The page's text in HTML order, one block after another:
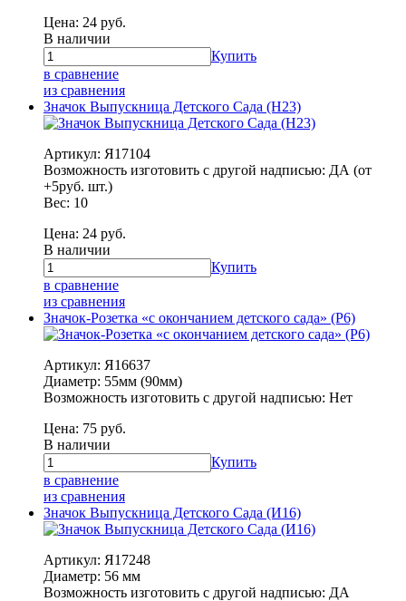
Цена: 24 руб.
В наличии
Купить
в сравнение
из сравнения
Значок Выпускница Детского Сада (Н23)
Артикул: Я17104
Возможность изготовить с другой надписью: ДА (от
+5руб. шт.)
Вес: 10
Цена: 24 руб.
В наличии
Купить
в сравнение
из сравнения
Значок-Розетка «с окончанием детского сада» (Р6)
Артикул: Я16637
Диаметр: 55мм (90мм)
Возможность изготовить с другой надписью: Нет
Цена: 75 руб.
В наличии
Купить
в сравнение
из сравнения
Значок Выпускница Детского Сада (И16)
Артикул: Я17248
Диаметр: 56 мм
Возможность изготовить с другой надписью: ДА